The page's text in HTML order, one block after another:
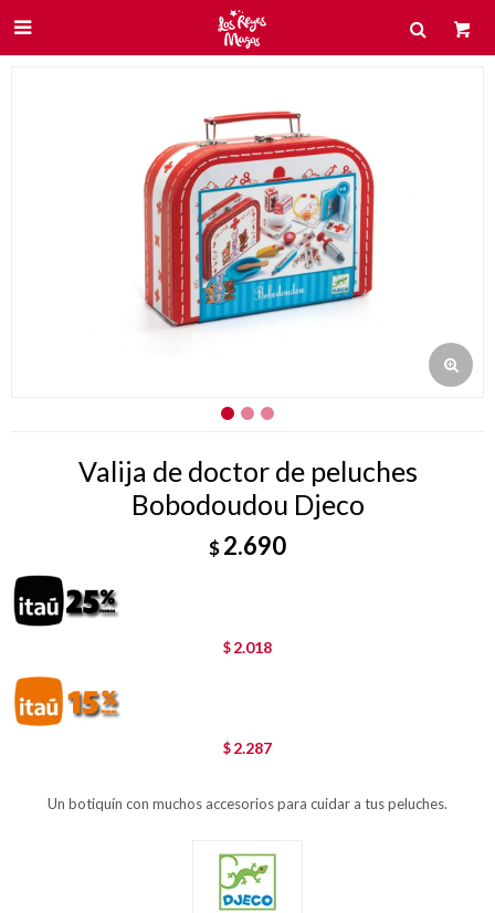

Valija de doctor de peluches
Bobodoudou Djeco
$2.690
$ 2.018
$ 2.287
Un botiquín con muchos accesorios para cuidar a tus peluches.